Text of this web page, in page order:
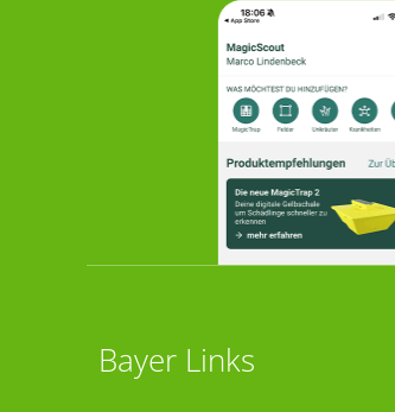
Bayer Links